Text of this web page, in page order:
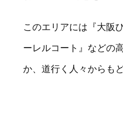
このエリアには『大阪
ーレルコート』などの
か、道行く人々からも